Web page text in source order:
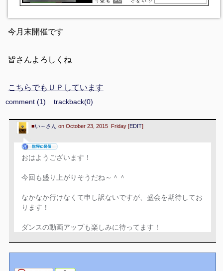
今月末開催です
皆さんよろしくね
こちらでもＵＰしています
comment (1) trackback(0)
■い～さん on October 23, 2015 Friday [EDIT]
おはようございます！
今回も盛り上がりそうだね～＾＾
なかなか行けなくて申し訳ないですが、盛会を期待してお
ります！
ダンスの動画アップも楽しみに待ってます！